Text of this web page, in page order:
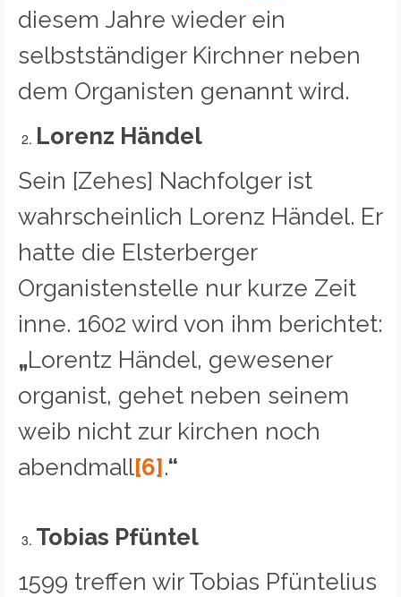
diesem Jahre wieder ein
selbstständiger Kirchner neben
dem Organisten genannt wird.
Lorenz Händel
Sein [Zehes] Nachfolger ist
wahrscheinlich Lorenz Händel. Er
hatte die Elsterberger
Organistenstelle nur kurze Zeit
inne. 1602 wird von ihm berichtet:
„Lorentz Händel, gewesener
organist, gehet neben seinem
weib nicht zur kirchen noch
abendmall[6].“
Tobias Pfüntel
1599 treffen wir Tobias Pfüntelius